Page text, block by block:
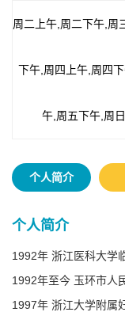
周二上午,周二下午,周
下午,周四上午,周四
午,周五下午,周
个人简介
个人简介
1992年 浙江医科大学
1992年至今 玉环市人
1997年 浙江大学附属